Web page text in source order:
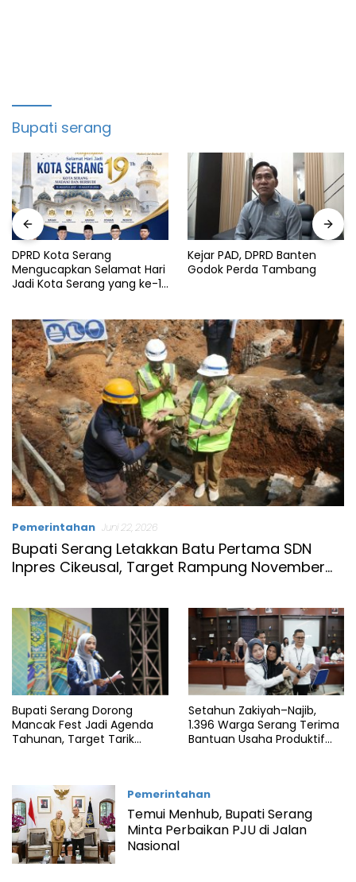
Bupati serang
DPRD Kota Serang
Mengucapkan Selamat Hari
Jadi Kota Serang yang ke-19
Kejar PAD, DPRD Banten
Godok Perda Tambang
Pemerintahan Juni 22, 2026
Bupati Serang Letakkan Batu Pertama SDN
Inpres Cikeusal, Target Rampung November
Bupati Serang Dorong
Mancak Fest Jadi Agenda
Tahunan, Target Tarik
Setahun Zakiyah–Najib,
1.396 Warga Serang Terima
Bantuan Usaha Produktif
Pemerintahan
Temui Menhub, Bupati Serang
Minta Perbaikan PJU di Jalan
Nasional